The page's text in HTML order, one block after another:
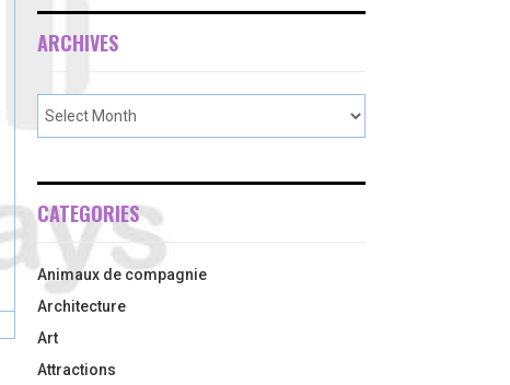
ARCHIVES
CATEGORIES
Animaux de compagnie
Architecture
Art
Attractions